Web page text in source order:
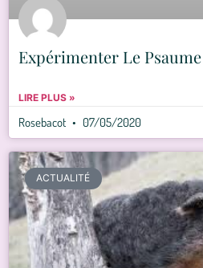
Expérimenter Le Psaume
LIRE PLUS »
Rosebacot 07/05/2020
ACTUALITÉ